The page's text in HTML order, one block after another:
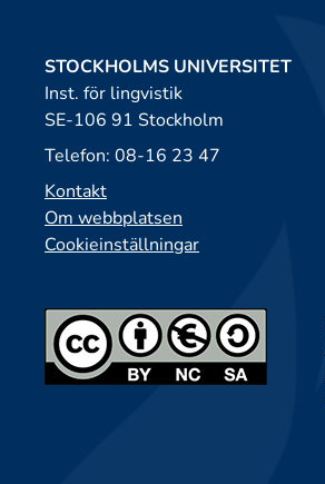
STOCKHOLMS UNIVERSITET
Inst. för lingvistik
SE-106 91 Stockholm
Telefon: 08-16 23 47
Kontakt
Om webbplatsen
Cookieinställningar